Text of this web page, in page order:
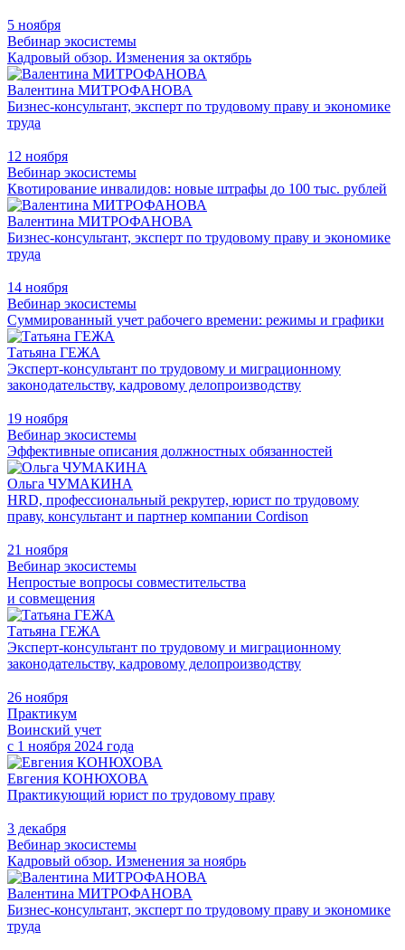
5 ноября
Вебинар экосистемы
Кадровый обзор. Изменения за октябрь
Валентина МИТРОФАНОВА
Бизнес-консультант, эксперт по трудовому праву и экономике
труда
12 ноября
Вебинар экосистемы
Квотирование инвалидов: новые штрафы до 100 тыс. рублей
Валентина МИТРОФАНОВА
Бизнес-консультант, эксперт по трудовому праву и экономике
труда
14 ноября
Вебинар экосистемы
Суммированный учет рабочего времени: режимы и графики
Татьяна ГЕЖА
Эксперт-консультант по трудовому и миграционному
законодательству, кадровому делопроизводству
19 ноября
Вебинар экосистемы
Эффективные описания должностных обязанностей
Ольга ЧУМАКИНА
HRD, профессиональный рекрутер, юрист по трудовому
праву, консультант и партнер компании Cordison
21 ноября
Вебинар экосистемы
Непростые вопросы совместительства
и совмещения
Татьяна ГЕЖА
Эксперт-консультант по трудовому и миграционному
законодательству, кадровому делопроизводству
26 ноября
Практикум
Воинский учет
с 1 ноября 2024 года
Евгения КОНЮХОВА
Практикующий юрист по трудовому праву
3 декабря
Вебинар экосистемы
Кадровый обзор. Изменения за ноябрь
Валентина МИТРОФАНОВА
Бизнес-консультант, эксперт по трудовому праву и экономике
труда